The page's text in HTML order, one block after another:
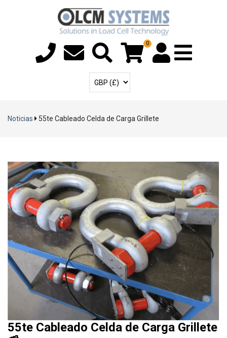
0
Cuenta deMenú
Seleccione la moneda
Noticias 55te Cableado Celda de Carga Grillete
55te Cableado Celda de Carga Grillete